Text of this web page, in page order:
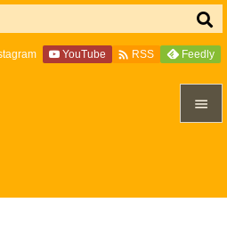

YouTube  RSS Feedly